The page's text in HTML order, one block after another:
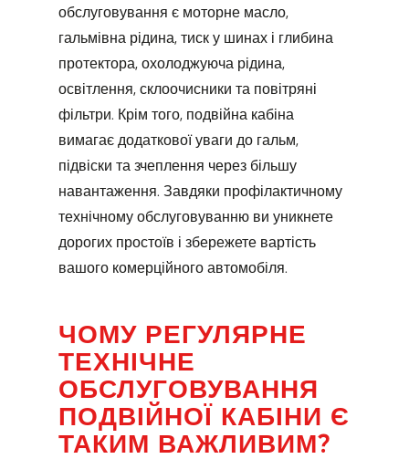
обслуговування є моторне масло,
гальмівна рідина, тиск у шинах і глибина
протектора, охолоджуюча рідина,
освітлення, склоочисники та повітряні
фільтри. Крім того, подвійна кабіна
вимагає додаткової уваги до гальм,
підвіски та зчеплення через більшу
навантаження. Завдяки профілактичному
технічному обслуговуванню ви уникнете
дорогих простоїв і збережете вартість
вашого комерційного автомобіля.
ЧОМУ РЕГУЛЯРНЕ
ТЕХНІЧНЕ
ОБСЛУГОВУВАННЯ
ПОДВІЙНОЇ КАБІНИ Є
ТАКИМ ВАЖЛИВИМ?